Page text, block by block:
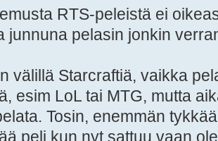
RTS-peleistä ei
junnuna pelasin jonkin
välillä Starcraftiä, vaikka
esim LoL tai MTG, mutta
Tosin, enemmän
peli kun nyt sattuu vaan